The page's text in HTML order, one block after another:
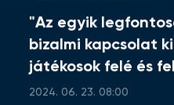
"Az egyik
bizalmi kapcsolat
játékosok felé és
2024. 06. 23. 08:00